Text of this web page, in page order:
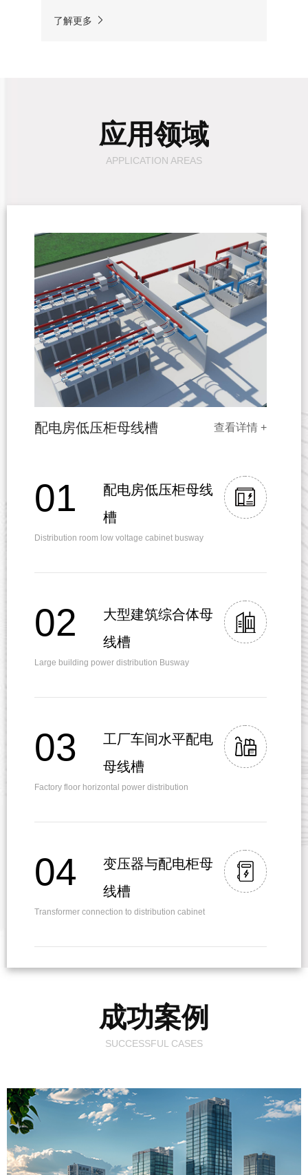
了解更多
防护等级：IP55/IP67
额定频率 f（Hz）：50Hz
应用领域
APPLICATION AREAS
查看详情 +
配电房低压柜母线槽
01
配电房低压柜母线
槽
Distribution room low voltage cabinet busway
02
大型建筑综合体母
线槽
Large building power distribution Busway
03
工厂车间水平配电
母线槽
Factory floor horizontal power distribution
04
变压器与配电柜母
线槽
Transformer connection to distribution cabinet
成功案例
SUCCESSFUL CASES